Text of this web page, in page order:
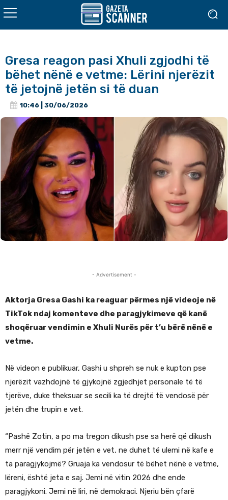
Gresa reagon pasi Xhuli zgjodhi të
bëhet nënë e vetme: Lërini njerëzit
të jetojnë jetën si të duan
10:46 | 30/06/2026
- Advertisement -
Aktorja Gresa Gashi ka reaguar përmes një videoje në
TikTok ndaj komenteve dhe paragjykimeve që kanë
shoqëruar vendimin e Xhuli Nurës për t’u bërë nënë e
vetme.
Në videon e publikuar, Gashi u shpreh se nuk e kupton pse
njerëzit vazhdojnë të gjykojnë zgjedhjet personale të të
tjerëve, duke theksuar se secili ka të drejtë të vendosë për
jetën dhe trupin e vet.
“Pashë Zotin, a po ma tregon dikush pse sa herë që dikush
merr një vendim për jetën e vet, ne duhet të ulemi në kafe e
ta paragjykojmë? Gruaja ka vendosur të bëhet nënë e vetme,
lëreni, është jeta e saj. Jemi në vitin 2026 dhe ende
paragjykoni. Jemi në liri, në demokraci. Njeriu bën çfarë